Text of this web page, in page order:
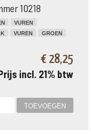
10218
VUREN
VUREN GROEN
€ 28,25
incl. 21% btw